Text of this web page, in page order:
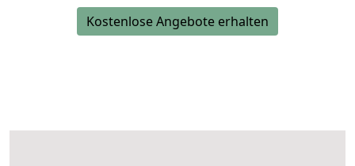
Kostenlose Angebote erhalten